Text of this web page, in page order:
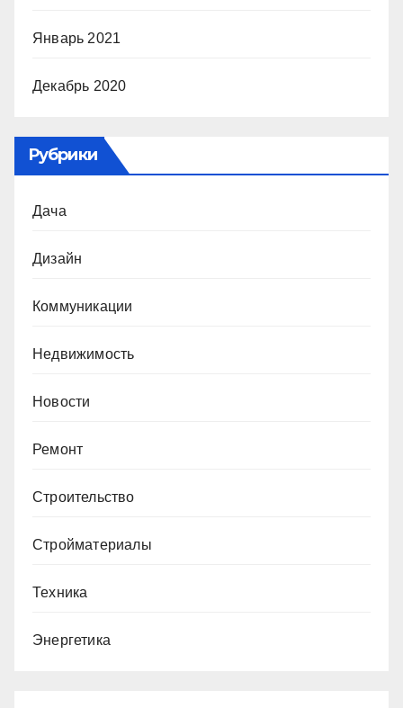
Январь 2021
Декабрь 2020
Рубрики
Дача
Дизайн
Коммуникации
Недвижимость
Новости
Ремонт
Строительство
Стройматериалы
Техника
Энергетика